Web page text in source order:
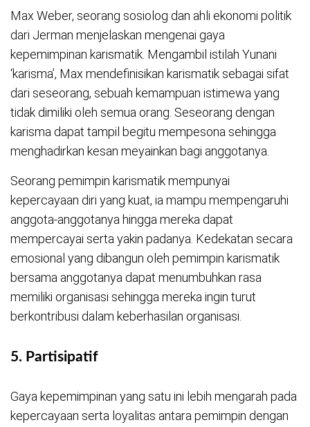
Max Weber, seorang sosiolog dan ahli ekonomi politik
dari Jerman menjelaskan mengenai gaya
kepemimpinan karismatik. Mengambil istilah Yunani
‘karisma’, Max mendefinisikan karismatik sebagai sifat
dari seseorang, sebuah kemampuan istimewa yang
tidak dimiliki oleh semua orang. Seseorang dengan
karisma dapat tampil begitu mempesona sehingga
menghadirkan kesan meyainkan bagi anggotanya.
Seorang pemimpin karismatik mempunyai
kepercayaan diri yang kuat, ia mampu mempengaruhi
anggota-anggotanya hingga mereka dapat
mempercayai serta yakin padanya. Kedekatan secara
emosional yang dibangun oleh pemimpin karismatik
bersama anggotanya dapat menumbuhkan rasa
memiliki organisasi sehingga mereka ingin turut
berkontribusi dalam keberhasilan organisasi.
5. Partisipatif
Gaya kepemimpinan yang satu ini lebih mengarah pada
kepercayaan serta loyalitas antara pemimpin dengan